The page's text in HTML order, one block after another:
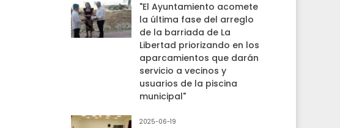
"El Ayuntamiento acomete
la última fase del arreglo
de la barriada de La
Libertad priorizando en los
aparcamientos que darán
servicio a vecinos y
usuarios de la piscina
municipal"
2025-06-19